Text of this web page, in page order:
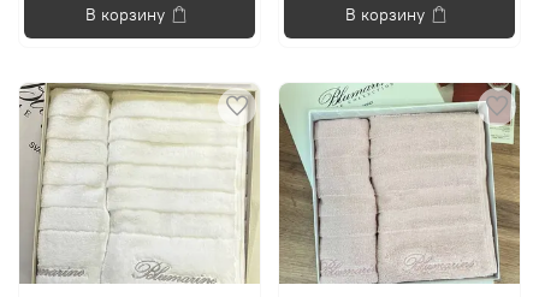
В корзину В корзину